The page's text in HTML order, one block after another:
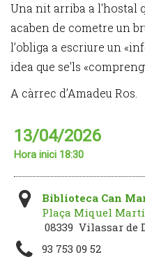
Una nit arriba a l'hostal
acaben de cometre un
l’obliga a escriure un
idea que se'ls
A càrrec d’Amadeu Ros.
13/04/2026
Hora inici 18:30
Biblioteca Can
Plaça Miquel Martí
08339 Vilassar de
93 753 09 52